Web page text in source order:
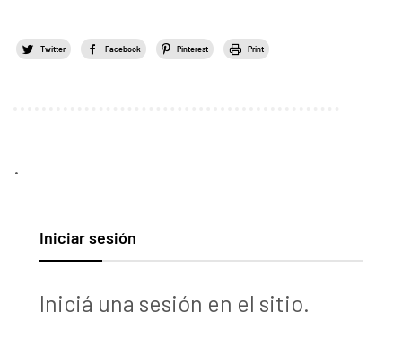
Twitter Facebook Pinterest Print
.
Iniciar sesión
Iniciá una sesión en el sitio.